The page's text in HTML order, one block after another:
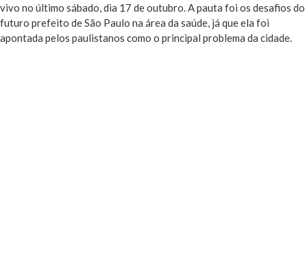
vivo no último sábado, dia 17 de outubro. A pauta foi os desafios do
futuro prefeito de São Paulo na área da saúde, já que ela foi
apontada pelos paulistanos como o principal problema da cidade.